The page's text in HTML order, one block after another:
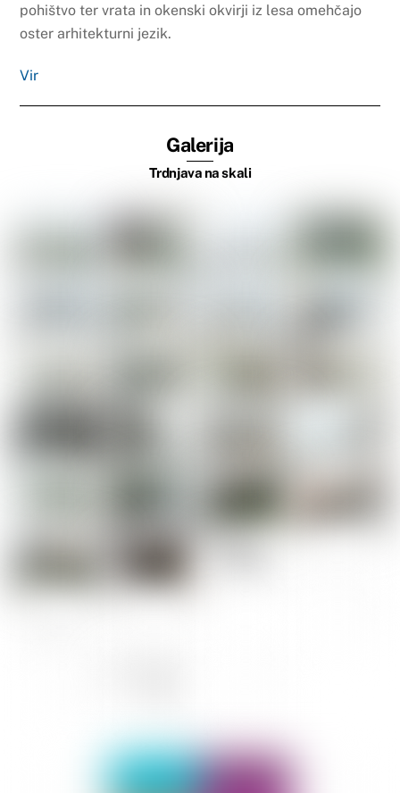
pohištvo ter vrata in okenski okvirji iz lesa omehčajo
oster arhitekturni jezik.
Vir
Galerija
Trdnjava na skali